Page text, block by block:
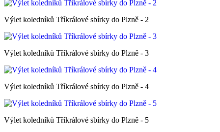
Výlet koledníků Tříkrálové sbírky do Plzně - 2
Výlet koledníků Tříkrálové sbírky do Plzně - 3
Výlet koledníků Tříkrálové sbírky do Plzně - 4
Výlet koledníků Tříkrálové sbírky do Plzně - 5